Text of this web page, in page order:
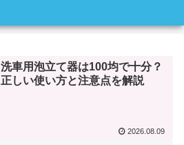
洗車用泡立て器は100均で十分？
正しい使い方と注意点を解説
2026.08.09